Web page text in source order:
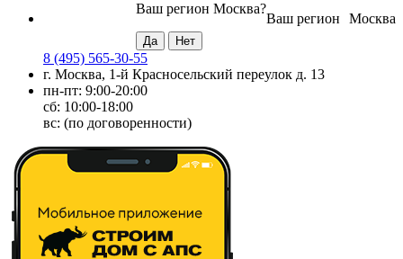
Москва
Ваш регион
Ваш регион Москва?
8 (495) 565-30-55
г. Москва, 1-й Красносельский переулок д. 13
пн-пт: 9:00-20:00
сб: 10:00-18:00
вс: (по договоренности)